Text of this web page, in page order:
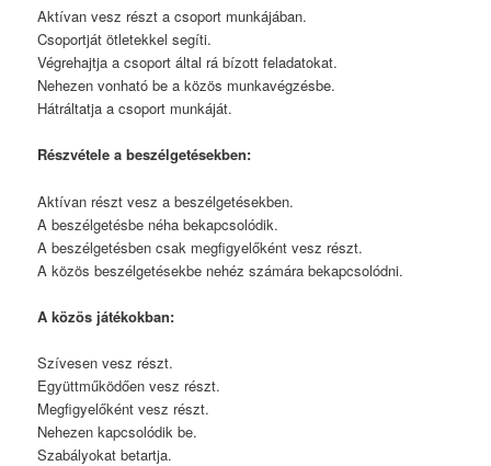
Aktívan vesz részt a csoport munkájában.
Csoportját ötletekkel segíti.
Végrehajtja a csoport által rá bízott feladatokat.
Nehezen vonható be a közös munkavégzésbe.
Hátráltatja a csoport munkáját.
Részvétele a beszélgetésekben:
Aktívan részt vesz a beszélgetésekben.
A beszélgetésbe néha bekapcsolódik.
A beszélgetésben csak megfigyelőként vesz részt.
A közös beszélgetésekbe nehéz számára bekapcsolódni.
A közös játékokban:
Szívesen vesz részt.
Együttműködően vesz részt.
Megfigyelőként vesz részt.
Nehezen kapcsolódik be.
Szabályokat betartja.